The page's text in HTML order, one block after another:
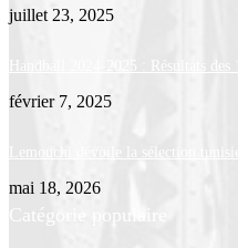
juillet 23, 2025
Handball 2024-2025 : Résultats des
février 7, 2025
Lemouchi dévoile la sélection
mai 18, 2026
Catégorie populaire